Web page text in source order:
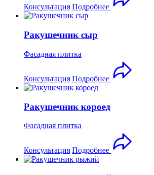
Консультация Подробнее
Ракушечник сыр
Фасадная плитка
Консультация Подробнее
Ракушечник короед
Фасадная плитка
Консультация Подробнее